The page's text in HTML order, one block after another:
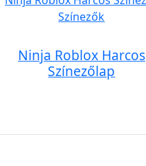
Ninja Roblox Harcos
Színezőlap